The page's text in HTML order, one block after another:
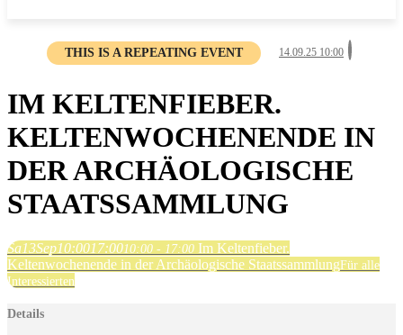
THIS IS A REPEATING EVENT 14.09.25 10:00
IM KELTENFIEBER.
KELTENWOCHENENDE IN
DER ARCHÄOLOGISCHE
STAATSSAMMLUNG
Sa13Sep10:0017:0010:00 - 17:00 Im Keltenfieber.
Keltenwochenende in der Archäologische StaatssammlungFür alle
Interessierten
Details